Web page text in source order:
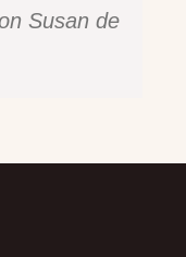
Susan de